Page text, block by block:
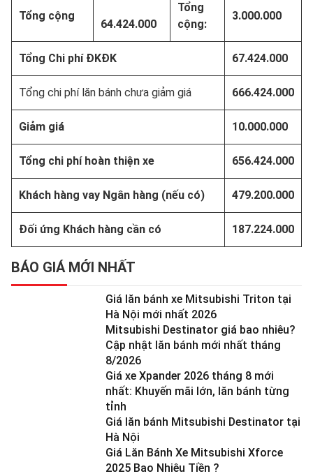
Tổng cộng
64.424.000
Tổng
cộng:
3.000.000
Tổng Chi phí ĐKĐK 67.424.000
Tổng chi phí lăn bánh chưa giảm giá 666.424.000
Giảm giá 10.000.000
Tổng chi phí hoàn thiện xe 656.424.000
Khách hàng vay Ngân hàng (nếu có) 479.200.000
Đối ứng Khách hàng cần có 187.224.000
BÁO GIÁ MỚI NHẤT
Giá lăn bánh xe Mitsubishi Triton tại
Hà Nội mới nhất 2026
Mitsubishi Destinator giá bao nhiêu?
Cập nhật lăn bánh mới nhất tháng
8/2026
Giá xe Xpander 2026 tháng 8 mới
nhất: Khuyến mãi lớn, lăn bánh từng
tỉnh
Giá lăn bánh Mitsubishi Destinator tại
Hà Nội
Giá Lăn Bánh Xe Mitsubishi Xforce
2025 Bao Nhiêu Tiền ?